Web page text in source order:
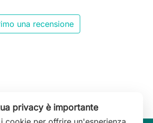
una recensione
privacy è importante